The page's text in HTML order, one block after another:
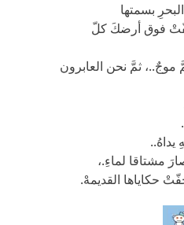
بسمتها
فوق أرضكَ كلّ
ثمَّ نحن العابرون
مشتاقا لماءِ.،
حكاياها القديمهْ.